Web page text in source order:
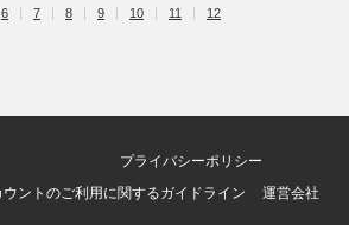
6 7 8 9 10 11 12
プライバシーポリシー
ントのご利用に関するガイドライン
運営会社